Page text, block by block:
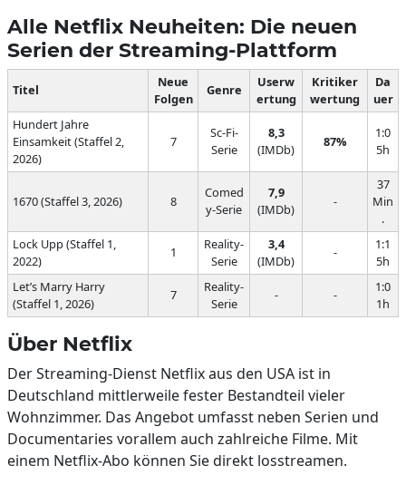
Alle Netflix Neuheiten: Die neuen
Serien der Streaming-Plattform
Titel
Neue
Folgen
Genre
Userw
ertung
Kritiker
wertung
Da
uer
Hundert Jahre
Einsamkeit (Staffel 2,
2026)
7
Sc-Fi-
Serie
8,3
(IMDb)
87%
1:0
5h
1670 (Staffel 3, 2026) 8
Comed
y-Serie
7,9
(IMDb)
-
37
Min
.
Lock Upp (Staffel 1,
2022)
1
Reality-
Serie
3,4
(IMDb)
-
1:1
5h
Let’s Marry Harry
(Staffel 1, 2026)
7
Reality-
Serie
- -
1:0
1h
Über Netflix
Der Streaming-Dienst Netflix aus den USA ist in
Deutschland mittlerweile fester Bestandteil vieler
Wohnzimmer. Das Angebot umfasst neben Serien und
Documentaries vorallem auch zahlreiche Filme. Mit
einem Netflix-Abo können Sie direkt losstreamen.